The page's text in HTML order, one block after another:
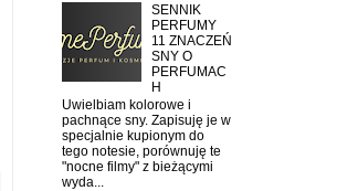
SENNIK
PERFUMY
11 ZNACZEŃ
SNY O
PERFUMAC
H
Uwielbiam kolorowe i
pachnące sny. Zapisuję je w
specjalnie kupionym do
tego notesie, porównuję te
"nocne filmy" z bieżącymi
wyda...